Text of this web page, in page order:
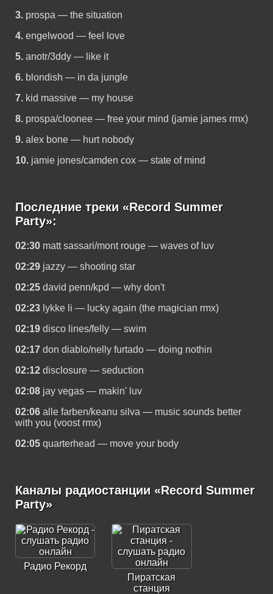
3. prospa — the situation
4. engelwood — feel love
5. anotr/3ddy — like it
6. blondish — in da jungle
7. kid massive — my house
8. prospa/cloonee — free your mind (jamie james rmx)
9. alex bone — hurt nobody
10. jamie jones/camden cox — state of mind
Последние треки «Record Summer
Party»:
02:30 matt sassari/mont rouge — waves of luv
02:29 jazzy — shooting star
02:25 david penn/kpd — why don't
02:23 lykke li — lucky again (the magician rmx)
02:19 disco lines/felly — swim
02:17 don diablo/nelly furtado — doing nothin
02:12 disclosure — seduction
02:08 jay vegas — makin' luv
02:06 alle farben/keanu silva — music sounds better
with you (voost rmx)
02:05 quarterhead — move your body
Каналы радиостанции «Record Summer
Party»
Радио Рекорд
Пиратская
станция